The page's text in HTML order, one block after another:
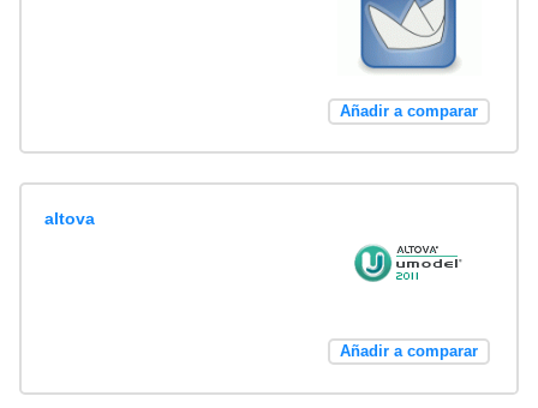
Añadir a comparar
altova
Añadir a comparar